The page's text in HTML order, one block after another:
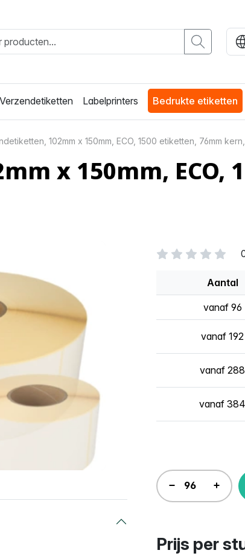
Verzendetiketten Labelprinters Bedrukte etiketten
102mm x 150mm, ECO, 1500 etiketten, 76mm
x 150mm, ECO,
Aantal
vanaf 96
vanaf 192
vanaf 288
vanaf 384
Prijs per